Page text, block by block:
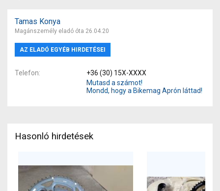
Tamas Konya
Magánszemély eladó óta 26.04.20
AZ ELADÓ EGYÉB HIRDETÉSEI
Telefon
+36 (30) 15X-XXXX
Mutasd a számot!
Mondd, hogy a Bikemag Aprón láttad!
Hasonló hirdetések